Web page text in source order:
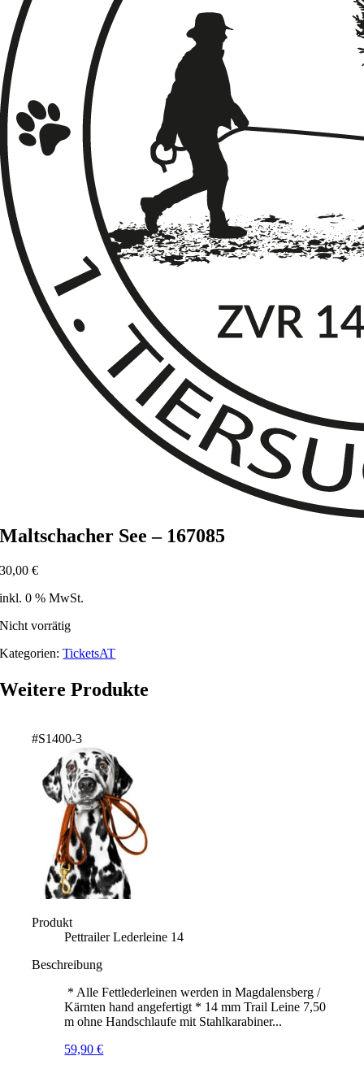
Maltschacher See – 167085
30,00€
inkl. 0 % MwSt.
Nicht vorrätig
Kategorien:TicketsAT
Weitere Produkte
#S1400-3
Produkt
Pettrailer Lederleine 14
Beschreibung
* Alle Fettlederleinen werden in Magdalensberg /
Kärnten hand angefertigt * 14 mm Trail Leine 7,50
m ohne Handschlaufe mit Stahlkarabiner...
59,90€